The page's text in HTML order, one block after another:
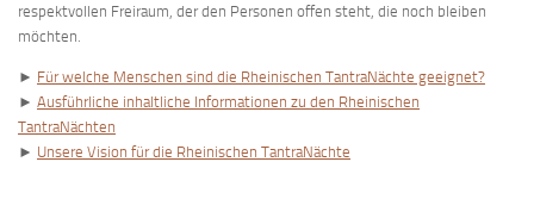
respektvollen Freiraum, der den Personen offen steht, die noch bleiben
möchten.
► Für welche Menschen sind die Rheinischen TantraNächte geeignet?
► Ausführliche inhaltliche Informationen zu den Rheinischen
TantraNächten
► Unsere Vision für die Rheinischen TantraNächte